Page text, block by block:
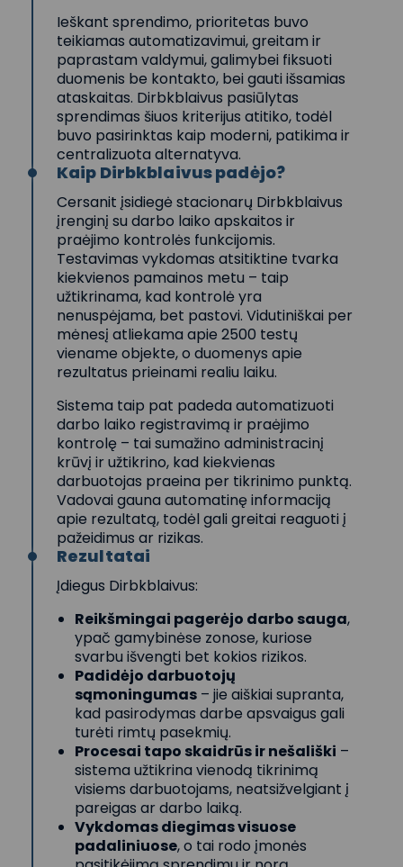
Ieškant sprendimo, prioritetas buvo
teikiamas automatizavimui, greitam ir
paprastam valdymui, galimybei fiksuoti
duomenis be kontakto, bei gauti išsamias
ataskaitas. Dirbkblaivus pasiūlytas
sprendimas šiuos kriterijus atitiko, todėl
buvo pasirinktas kaip moderni, patikima ir
centralizuota alternatyva.
Kaip Dirbkblaivus padėjo?
Cersanit įsidiegė stacionarų Dirbkblaivus
įrenginį su darbo laiko apskaitos ir
praėjimo kontrolės funkcijomis.
Testavimas vykdomas atsitiktine tvarka
kiekvienos pamainos metu – taip
užtikrinama, kad kontrolė yra
nenuspėjama, bet pastovi. Vidutiniškai per
mėnesį atliekama apie 2500 testų
viename objekte, o duomenys apie
rezultatus prieinami realiu laiku.
Sistema taip pat padeda automatizuoti
darbo laiko registravimą ir praėjimo
kontrolę – tai sumažino administracinį
krūvį ir užtikrino, kad kiekvienas
darbuotojas praeina per tikrinimo punktą.
Vadovai gauna automatinę informaciją
apie rezultatą, todėl gali greitai reaguoti į
pažeidimus ar rizikas.
Rezultatai
Įdiegus Dirbkblaivus:
Reikšmingai pagerėjo darbo sauga,
ypač gamybinėse zonose, kuriose
svarbu išvengti bet kokios rizikos.
Padidėjo darbuotojų
sąmoningumas – jie aiškiai supranta,
kad pasirodymas darbe apsvaigus gali
turėti rimtų pasekmių.
Procesai tapo skaidrūs ir nešališki –
sistema užtikrina vienodą tikrinimą
visiems darbuotojams, neatsižvelgiant į
pareigas ar darbo laiką.
Vykdomas diegimas visuose
padaliniuose, o tai rodo įmonės